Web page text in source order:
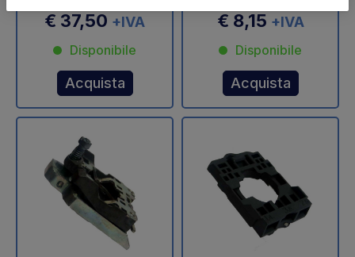
€ 37,50 +IVA
Disponibile
Acquista
€ 8,15 +IVA
Disponibile
Acquista